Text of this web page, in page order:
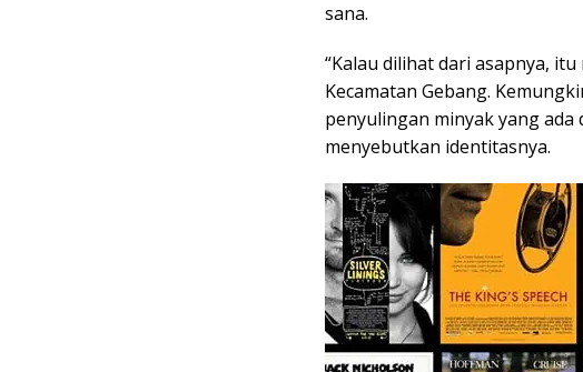
sana.
“Kalau dilihat dari asapnya,
Kecamatan Gebang.
penyulingan minyak yang ada
menyebutkan identitasnya.